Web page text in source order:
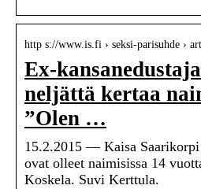
http s://www.is.fi › seksi-parisuhde ›
Ex-
neljättä kertaa
”Olen …
15.2.2015 — Kaisa
ovat olleet naimisissa 14
Koskela. Suvi Kerttula.